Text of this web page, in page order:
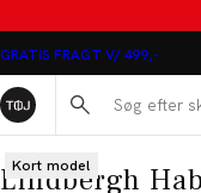
GRATIS FRAGT V/ 499,-
Søg her...
Kort model
Lindbergh